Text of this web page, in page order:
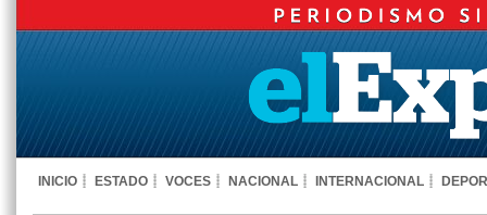
INICIO ESTADO VOCES NACIONAL INTERNACIONAL